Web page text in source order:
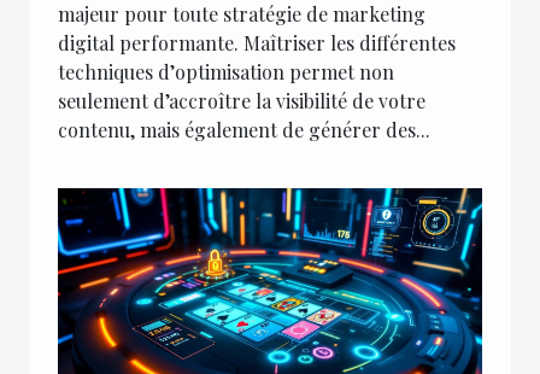
majeur pour toute stratégie de marketing
digital performante. Maîtriser les différentes
techniques d’optimisation permet non
seulement d’accroître la visibilité de votre
contenu, mais également de générer des...